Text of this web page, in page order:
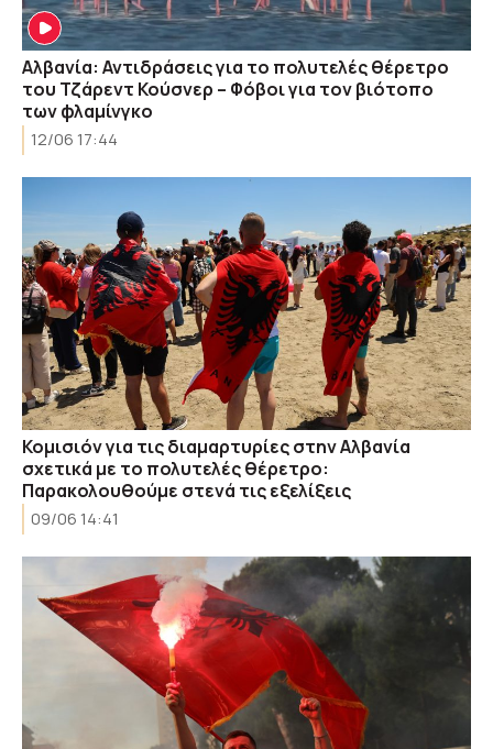
Αλβανία: Αντιδράσεις για το πολυτελές θέρετρο
του Τζάρεντ Κούσνερ – Φόβοι για τον βιότοπο
των φλαμίνγκο
12/06 17:44
Κομισιόν για τις διαμαρτυρίες στην Αλβανία
σχετικά με το πολυτελές θέρετρο:
Παρακολουθούμε στενά τις εξελίξεις
09/06 14:41